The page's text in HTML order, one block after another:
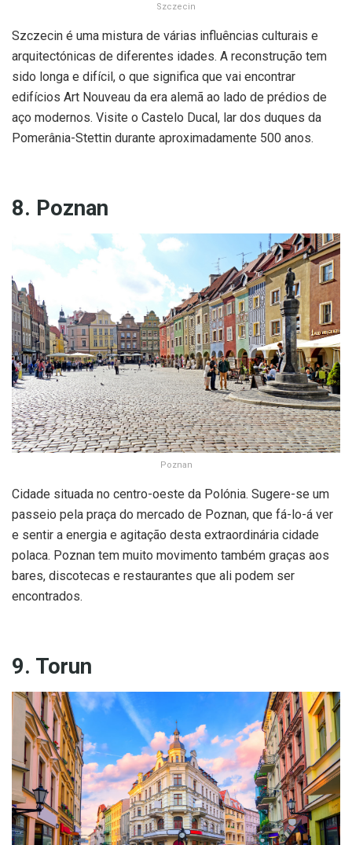
Szczecin
Szczecin é uma mistura de várias influências culturais e
arquitectónicas de diferentes idades. A reconstrução tem
sido longa e difícil, o que significa que vai encontrar
edifícios Art Nouveau da era alemã ao lado de prédios de
aço modernos. Visite o Castelo Ducal, lar dos duques da
Pomerânia-Stettin durante aproximadamente 500 anos.
8. Poznan
Poznan
Cidade situada no centro-oeste da Polónia. Sugere-se um
passeio pela praça do mercado de Poznan, que fá-lo-á ver
e sentir a energia e agitação desta extraordinária cidade
polaca. Poznan tem muito movimento também graças aos
bares, discotecas e restaurantes que ali podem ser
encontrados.
9. Torun